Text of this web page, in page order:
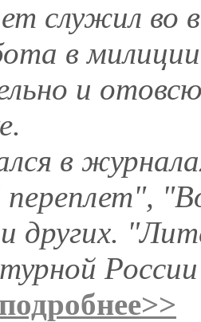
служил во
в
и
в
переплет",
других.
подробнее>>